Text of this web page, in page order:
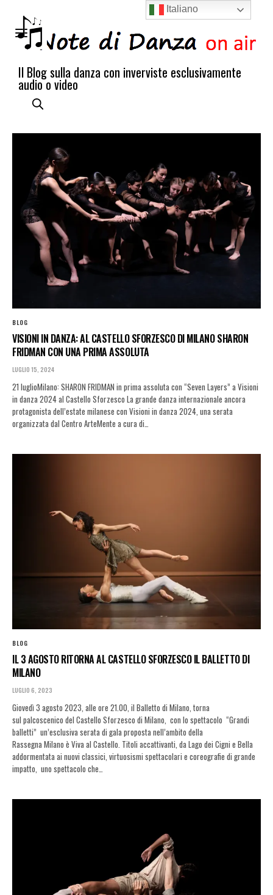
Il Blog sulla danza con inverviste esclusivamente
audio o video
BLOG
VISIONI IN DANZA: AL CASTELLO SFORZESCO DI MILANO SHARON
FRIDMAN CON UNA PRIMA ASSOLUTA
LUGLIO 15, 2024
21 luglioMilano: SHARON FRIDMAN in prima assoluta con “Seven Layers” a Visioni
in danza 2024 al Castello Sforzesco La grande danza internazionale ancora
protagonista dell’estate milanese con Visioni in danza 2024, una serata
organizzata dal Centro ArteMente a cura di…
BLOG
IL 3 AGOSTO RITORNA AL CASTELLO SFORZESCO IL BALLETTO DI
MILANO
LUGLIO 6, 2023
Giovedì 3 agosto 2023, alle ore 21.00, il Balletto di Milano, torna
sul palcoscenico del Castello Sforzesco di Milano, con lo spettacolo “Grandi
balletti” un’esclusiva serata di gala proposta nell’ambito della
Rassegna Milano è Viva al Castello. Titoli accattivanti, da Lago dei Cigni e Bella
addormentata ai nuovi classici, virtuosismi spettacolari e coreografie di grande
impatto, uno spettacolo che…
Italiano